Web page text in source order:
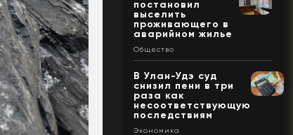
постановил
выселить
проживающего в
аварийном жилье
Общество
В Улан-Удэ суд
снизил пени в три
раза как
несоответствующую
последствиям
Экономика